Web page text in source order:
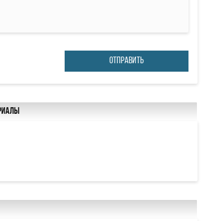
ОТПРАВИТЬ